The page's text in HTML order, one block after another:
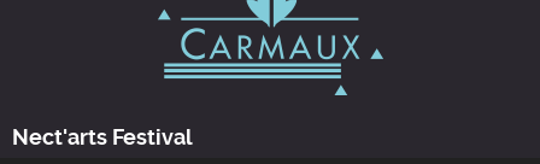
Nect'arts Festival